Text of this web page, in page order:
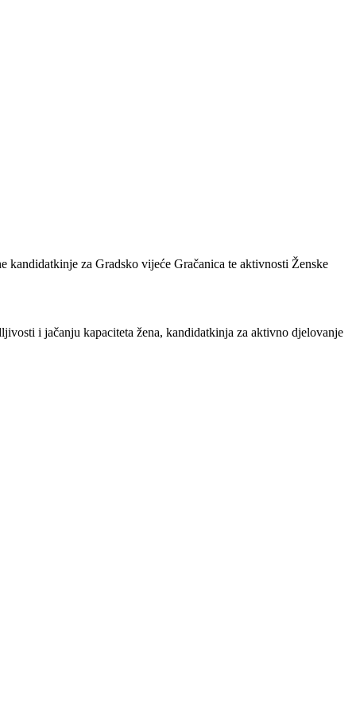
za Gradsko vijeće Gračanica te aktivnosti Ženske
i jačanju kapaciteta žena, kandidatkinja za aktivno djelovanje